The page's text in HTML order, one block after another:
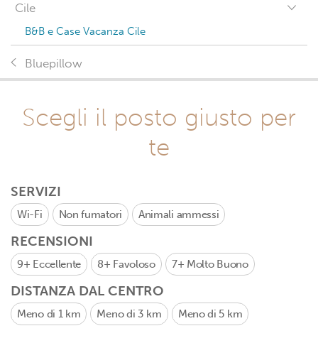
Cile
B&B e Case Vacanza Cile
Bluepillow
Scegli il posto giusto per
te
SERVIZI
Wi-Fi Non fumatori Animali ammessi
RECENSIONI
9+ Eccellente 8+ Favoloso 7+ Molto Buono
DISTANZA DAL CENTRO
Meno di 1 km Meno di 3 km Meno di 5 km